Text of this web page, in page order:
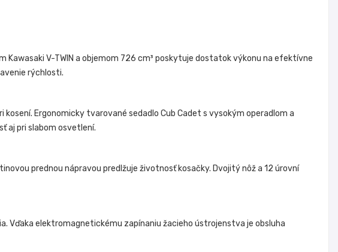
V-TWIN a objemom 726 cm³ poskytuje dostatok výkonu na efektívne
rýchlosti.
Ergonomicky tvarované sedadlo Cub Cadet s vysokým operadlom a
aj pri slabom osvetlení.
prednou nápravou predlžuje životnosť kosačky. Dvojitý nôž a 12 úrovní
Vďaka elektromagnetickému zapínaniu žacieho ústrojenstva je obsluha